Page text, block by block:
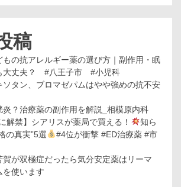
稿
もの抗アレルギー薬の選び方｜副作用・眠
大丈夫？ #八王子市 #小児科
ソタン、ブロマゼパムはやや強めの抗不安
炎？治療薬の副作用を解説_相模原内科
解禁】シアリスが薬局で買える！
知ら
の真実”5選
#4位が衝撃 #ED治療薬 #市
賀が双極症だったら気分安定薬はリーマ
を使います